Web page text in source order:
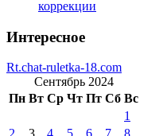
коррекции
Интересное
Rt.chat-ruletka-18.com
Сентябрь 2024
Пн Вт Ср Чт Пт Сб Вс
1